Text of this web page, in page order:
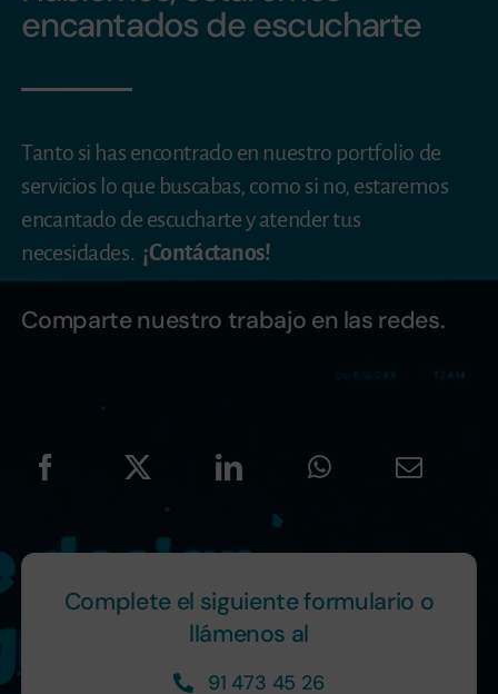
encantados de escucharte
Tanto si has encontrado en nuestro portfolio de
servicios lo que buscabas, como si no, estaremos
encantado de escucharte y atender tus
necesidades. ¡Contáctanos!
Comparte nuestro trabajo en las redes.
Complete el siguiente formulario o
llámenos al
91 473 45 26